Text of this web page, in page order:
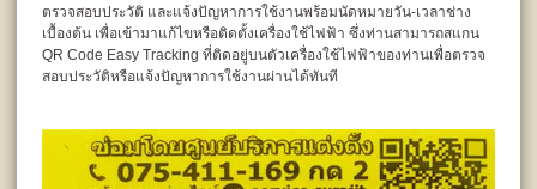
ตรวจสอบประวัติ และแจ้งปัญหาการใช้งานพร้อมนัดหมายวัน-เวลาช่าง
เบื้องต้น เพื่อเข้ามาแก้ไขหรือติดตั้งเครื่องใช้ไฟฟ้า ซึ่งท่านสามารถสแกน
QR Code Easy Tracking ที่ติดอยู่บนตัวเครื่องใช้ไฟฟ้าของท่านเพื่อตรวจ
สอบประวัติหรือแจ้งปัญหาการใช้งานผ่านได้ทันที